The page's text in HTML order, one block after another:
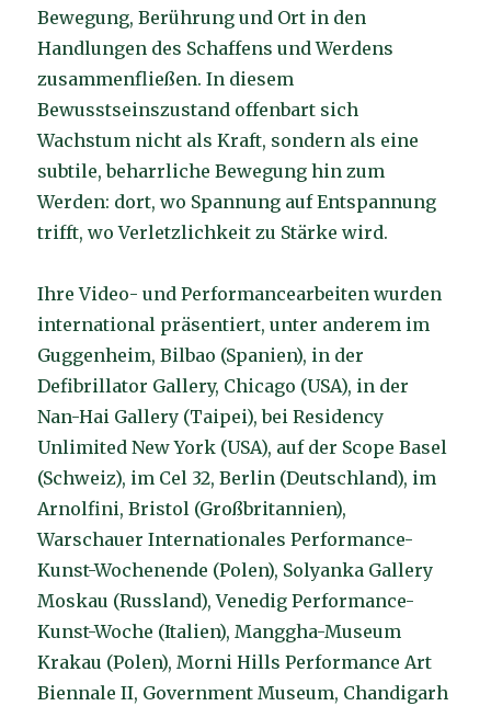
Bewegung, Berührung und Ort in den
Handlungen des Schaffens und Werdens
zusammenfließen. In diesem
Bewusstseinszustand offenbart sich
Wachstum nicht als Kraft, sondern als eine
subtile, beharrliche Bewegung hin zum
Werden: dort, wo Spannung auf Entspannung
trifft, wo Verletzlichkeit zu Stärke wird.
Ihre Video- und Performancearbeiten wurden
international präsentiert, unter anderem im
Guggenheim, Bilbao (Spanien), in der
Defibrillator Gallery, Chicago (USA), in der
Nan-Hai Gallery (Taipei), bei Residency
Unlimited New York (USA), auf der Scope Basel
(Schweiz), im Cel 32, Berlin (Deutschland), im
Arnolfini, Bristol (Großbritannien),
Warschauer Internationales Performance-
Kunst-Wochenende (Polen), Solyanka Gallery
Moskau (Russland), Venedig Performance-
Kunst-Woche (Italien), Manggha-Museum
Krakau (Polen), Morni Hills Performance Art
Biennale II, Government Museum, Chandigarh